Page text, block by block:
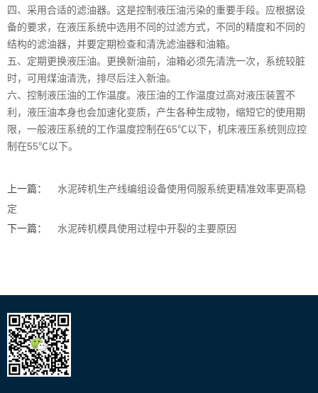
四、采用合适的滤油器。这是控制液压油污染的重要手段。应根据设
备的要求，在液压系统中选用不同的过滤方式，不同的精度和不同的
结构的滤油器，并要定期检查和清洗滤油器和油箱。
五、定期更换液压油。更换新油前，油箱必须先清洗一次，系统较脏
时，可用煤油清洗，排尽后注入新油。
六、控制液压油的工作温度。液压油的工作温度过高对液压装置不
利，液压油本身也会加速化变质，产生各种生成物，缩短它的使用期
限，一般液压系统的工作温度控制在65℃以下，机床液压系统则应控
制在55℃以下。
上一篇：
水泥砖机生产线编组设备使用伺服系统更精准效率更高稳
定
下一篇：
水泥砖机模具使用过程中开裂的主要原因